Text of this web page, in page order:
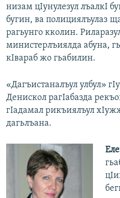
низам цIунулезул лъалкI
бугин, ва полициялъулаз
рагьунго кколин.
министерлъиялда абуна,
кIвараб жо гьабилин.
«Дагъистаналъул улбул»
Денискол рагIабазда
гIадамал рикъиялъул
дагьлъана.